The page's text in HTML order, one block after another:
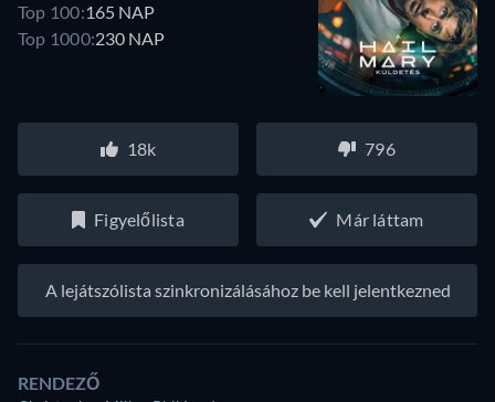
Top 100:165 NAP
Top 1000:230 NAP
18k 796
Figyelőlista Már láttam
A lejátszólista szinkronizálásához be kell jelentkezned
RENDEZŐ